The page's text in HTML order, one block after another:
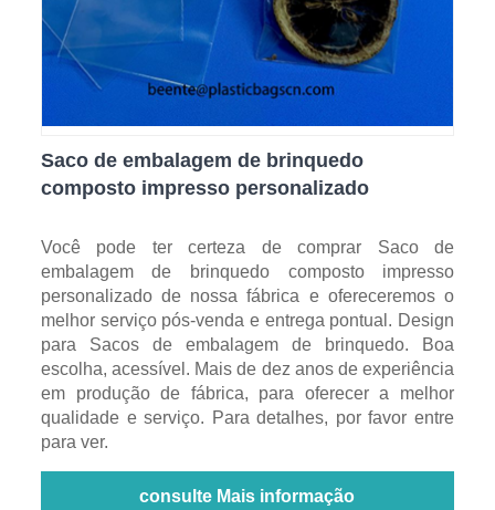
Saco de embalagem de brinquedo
composto impresso personalizado
Você pode ter certeza de comprar Saco de
embalagem de brinquedo composto impresso
personalizado de nossa fábrica e ofereceremos o
melhor serviço pós-venda e entrega pontual. Design
para Sacos de embalagem de brinquedo. Boa
escolha, acessível. Mais de dez anos de experiência
em produção de fábrica, para oferecer a melhor
qualidade e serviço. Para detalhes, por favor entre
para ver.
consulte Mais informação